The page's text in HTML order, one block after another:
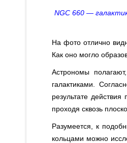
NGC 660 —
На фото отлично
Как оно могло
Астрономы
галактиками.
результате
проходя сквозь
Разумеется, к
кольцами можно